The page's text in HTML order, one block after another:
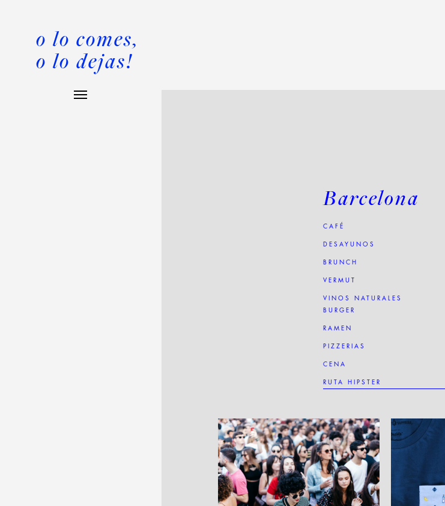
o lo comes,
o lo dejas!
Barcelona
CAFÉ
DESAYUNOS
BRUNCH
VERMUT
VINOS NATURALES
BURGER
RAMEN
PIZZERIAS
CENA
RUTA HIPSTER